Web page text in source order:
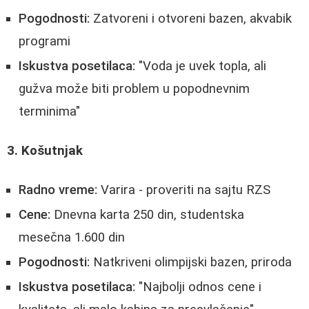
Pogodnosti: Zatvoreni i otvoreni bazen, akvabik
programi
Iskustva posetilaca: "Voda je uvek topla, ali
gužva može biti problem u popodnevnim
terminima"
3. Košutnjak
Radno vreme: Varira - proveriti na sajtu RZS
Cene: Dnevna karta 250 din, studentska
mesečna 1.600 din
Pogodnosti: Natkriveni olimpijski bazen, priroda
Iskustva posetilaca: "Najbolji odnos cene i